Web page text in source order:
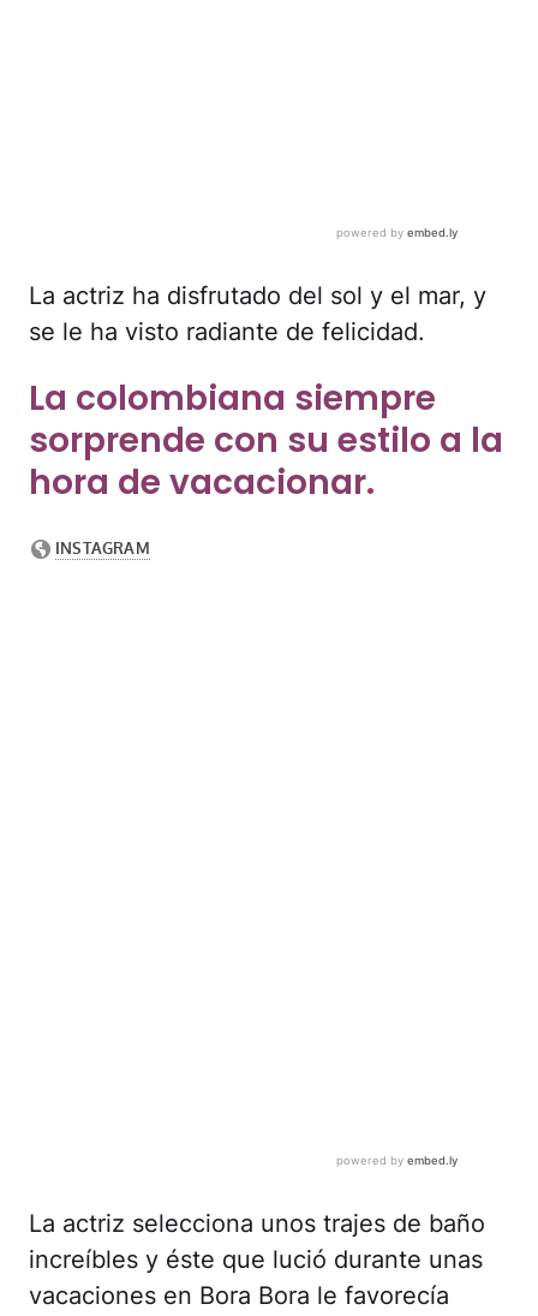
La actriz ha disfrutado del sol y el mar, y
se le ha visto radiante de felicidad.
La colombiana siempre
sorprende con su estilo a la
hora de vacacionar.
La actriz selecciona unos trajes de baño
increíbles y éste que lució durante unas
vacaciones en Bora Bora le favorecía